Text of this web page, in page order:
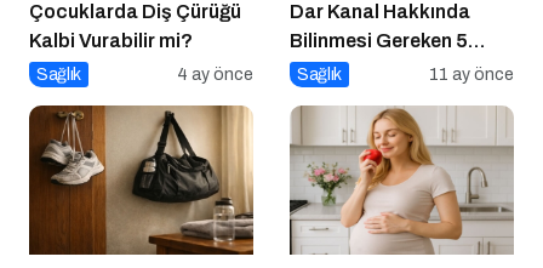
Çocuklarda Diş Çürüğü
Kalbi Vurabilir mi?
Sağlık 4 ay önce
Dar Kanal Hakkında
Bilinmesi Gereken 5
Madde
Sağlık 11 ay önce